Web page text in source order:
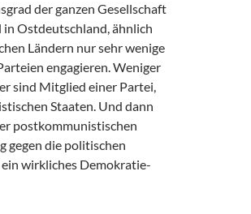
der ganzen Gesellschaft
in Ostdeutschland, ähnlich
Ländern nur sehr wenige
engagieren. Weniger
sind Mitglied einer Partei,
Staaten. Und dann
postkommunistischen
gegen die politischen
wirkliches Demokratie-